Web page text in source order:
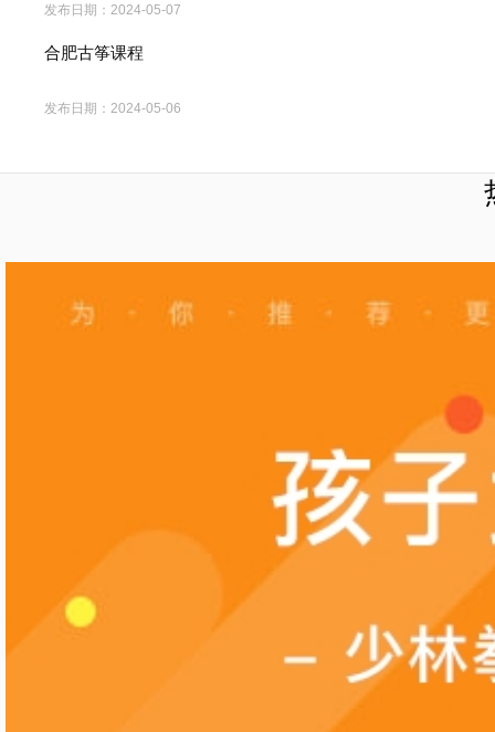
发布日期： 2024-05-07
合肥古筝课程
发布日期： 2024-05-06